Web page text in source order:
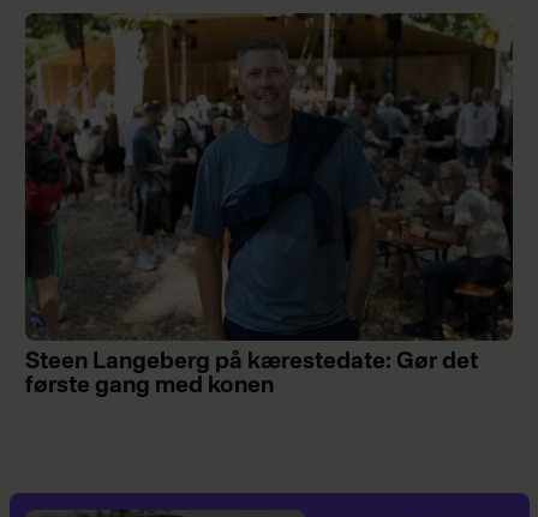
Steen Langeberg på kærestedate: Gør det
første gang med konen